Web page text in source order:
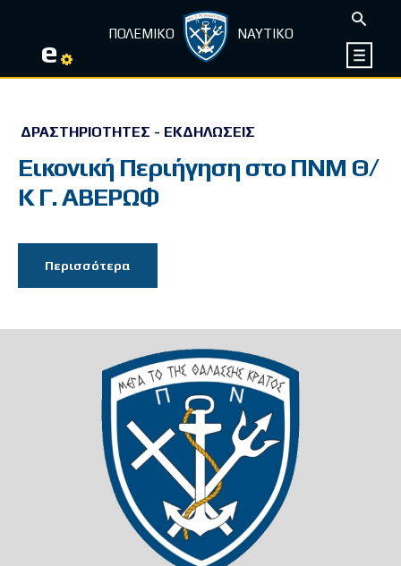
e ΠΟΛΕΜΙΚΟ ΝΑΥΤΙΚΟ
ΔΡΑΣΤΗΡΙΌΤΗΤΕΣ - ΕΚΔΗΛΏΣΕΙΣ
Εικονική Περιήγηση στο ΠΝΜ Θ/
Κ Γ. ΑΒΕΡΩΦ
Περισσότερα